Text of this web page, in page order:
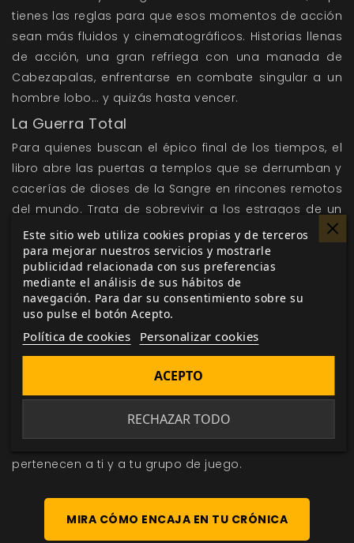
tienes las reglas para que esos momentos de acción
sean más fluidos y cinematográficos. Historias llenas
de acción, una gran refriega con una manada de
Cabezapalas, enfrentarse en combate singular a un
hombre lobo… y quizás hasta vencer.
La Guerra Total
Para quienes buscan el épico final de los tiempos, el
libro abre las puertas a templos que se derrumban y
cacerías de dioses de la Sangre en rincones remotos
del mundo. Trata de sobrevivir a los estragos de un
dios de la Sangre en alguna parte de las montañas
de Turkmenistán, combate a cultores del Sabbat por
las azoteas de Ciudad de México o acaba con
manadas de Ghouls con artillería militar en una zona
de combate de Oriente Próximo.
La Gehenna es tuya
suplemento es lo bastante amplio como para
ofrecerte opciones alternativas, ya sea como un telón
de fondo sutil o como el eje central de tu historia. Al
final, los eventos y el destino de tus Vástagos te
pertenecen a ti y a tu grupo de juego.
MIRA CÓMO ENCAJA EN TU CRÓNICA
Este sitio web utiliza cookies propias y de terceros
para mejorar nuestros servicios y mostrarle
publicidad relacionada con sus preferencias
mediante el análisis de sus hábitos de
navegación. Para dar su consentimiento sobre su
uso pulse el botón Acepto.
Política de cookies Personalizar cookies
RECHAZAR TODO
ACEPTO